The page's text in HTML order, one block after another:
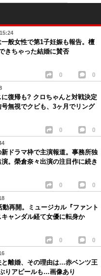
般女性で第1子妊娠も報告。檀
きちゃった結婚に賛否
0 0
復帰も? クロちゃんと対戦決定
無視でクビも、3ヶ月でリング
0 0
ドラマ枠で主演報道。事務所独
。榮倉奈々出演の注目作に続き
0 0
再開。ミュージカル『ファント
ャンダル経て女優に転身か
0 0
離婚、その理由は…赤ベンツ王
りアピールも…画像あり